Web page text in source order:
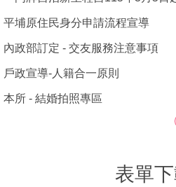
平埔原住民身分申請流程宣導
內政部訂定 - 交友服務注意事項
戶政宣導-人籍合一原則
本所 - 結婚拍照專區
表單